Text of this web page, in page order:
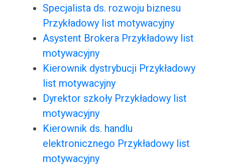
Specjalista ds. rozwoju biznesu
Przykładowy list motywacyjny
Asystent Brokera Przykładowy list
motywacyjny
Kierownik dystrybucji Przykładowy
list motywacyjny
Dyrektor szkoły Przykładowy list
motywacyjny
Kierownik ds. handlu
elektronicznego Przykładowy list
motywacyjny